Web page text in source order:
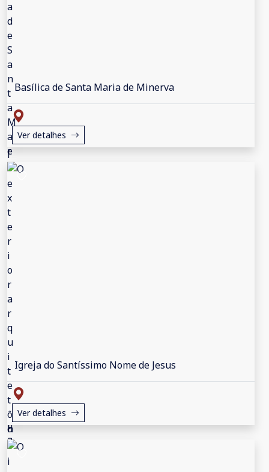
Basílica de Santa Maria de Minerva
Ver detalhes
Igreja do Santíssimo Nome de Jesus
Ver detalhes